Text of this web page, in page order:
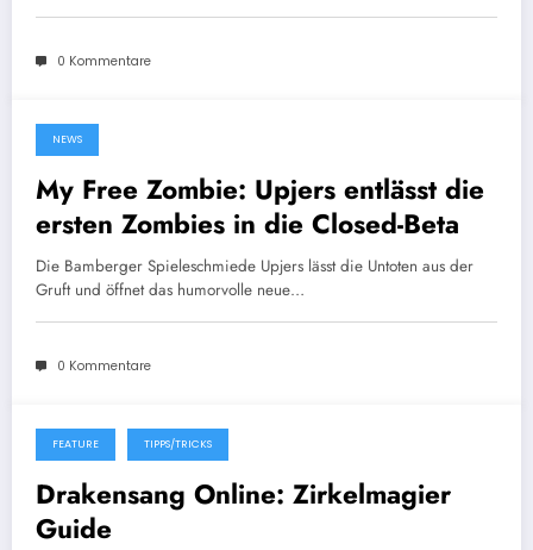
0 Kommentare
19. April 2012
NEWS
My Free Zombie: Upjers entlässt die
ersten Zombies in die Closed-Beta
Die Bamberger Spieleschmiede Upjers lässt die Untoten aus der
Gruft und öffnet das humorvolle neue…
0 Kommentare
19. April 2012
FEATURE TIPPS/TRICKS
Drakensang Online: Zirkelmagier
Guide